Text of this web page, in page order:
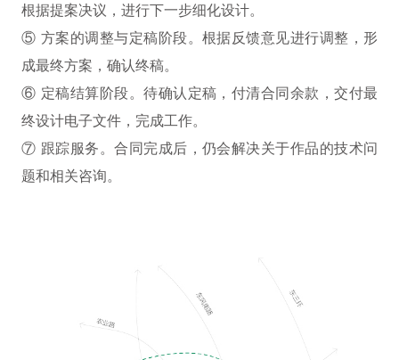
根据提案决议，进行下一步细化设计。
⑤ 方案的调整与定稿阶段。根据反馈意见进行调整，形
成最终方案，确认终稿。
⑥ 定稿结算阶段。待确认定稿，付清合同余款，交付最
终设计电子文件，完成工作。
⑦ 跟踪服务。合同完成后，仍会解决关于作品的技术问
题和相关咨询。